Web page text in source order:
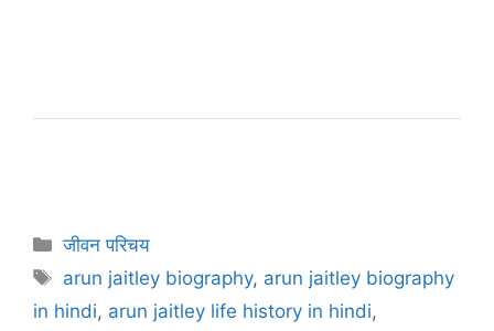
Categories
जीवन परिचय
Tags
arun jaitley biography, arun jaitley biography
in hindi, arun jaitley life history in hindi,